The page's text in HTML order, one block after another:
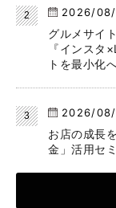
2026/
グルメサイ
『インスタ
トを最小化
2026/
お店の成長
金」活用セ